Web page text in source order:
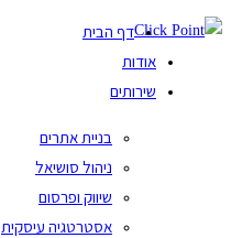
דף הבית
אודות
שירותים
בניית אתרים
ניהול סושיאל
שיווק ופרסום
אסטרטגיה עיסקית